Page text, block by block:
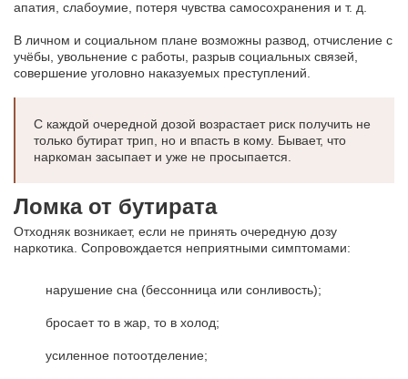
апатия, слабоумие, потеря чувства самосохранения и т. д.
В личном и социальном плане возможны развод, отчисление с
учёбы, увольнение с работы, разрыв социальных связей,
совершение уголовно наказуемых преступлений.
С каждой очередной дозой возрастает риск получить не
только бутират трип, но и впасть в кому. Бывает, что
наркоман засыпает и уже не просыпается.
Ломка от бутирата
Отходняк возникает, если не принять очередную дозу
наркотика. Сопровождается неприятными симптомами:
нарушение сна (бессонница или сонливость);
бросает то в жар, то в холод;
усиленное потоотделение;